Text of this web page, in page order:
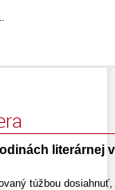
literárnej
túžbou